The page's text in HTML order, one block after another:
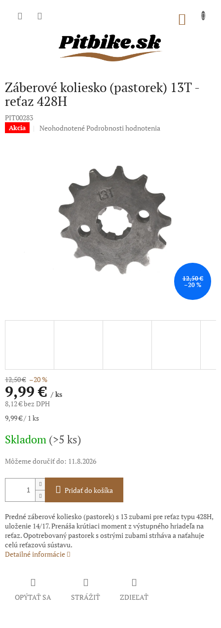
Záberové koliesko (pastorek) 13T -
reťaz 428H
PIT00283
Akcia
Priemerné
hviezdičiek.
NeohodnotenéPodrobnosti hodnotenia
12,50 €
–20 %
12,50 € –20 %
9,99 €/ ks
8,12 € bez DPH
Jednotková
9,99 € / 1 ks
Skladom (>5 ks)
Môžeme doručiť do: 11.8.2026
Pridať do košíka
Predné záberové koliesko (pastorek) s 13 zubami pre reťaz typu 428H,
uloženie 14/17. Prenáša krútiaci moment z výstupného hriadeľa na
reťaz. Opotrebovaný pastorek s ostrými zubami strháva a naťahuje
celú reťazovú sústavu.
Detailné informácie
OPÝTAŤ SA STRÁŽIŤ ZDIEĽAŤ